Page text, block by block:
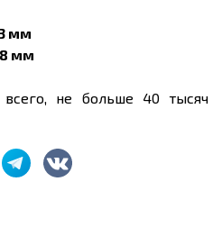
мм
мм
не больше 40 тысяч